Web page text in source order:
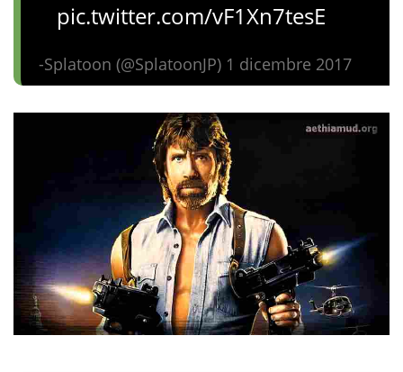
pic.twitter.com/vF1Xn7tesE
-Splatoon (@SplatoonJP) 1 dicembre 2017